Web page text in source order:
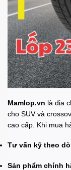
Mamlop.vn là địa
cho SUV và
cao cấp. Khi mua
Tư vấn kỹ theo
Sản phẩm chính